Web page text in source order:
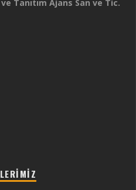
Tanıtım Ajans San ve Tic.